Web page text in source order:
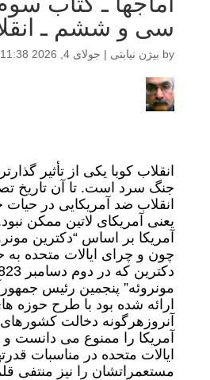
سی و ششم ـ
by بیژن نیابتی | جولای 4, 2026 11:38 ب.ظ
انقلاب کوبا یکی از تأثیر
جنگ سرد است. تا آن تاریخ
انقلاب ضد آمریکایی در حیات
یعنی آمریکای لاتین ممکن
آمریکا بر اساس “دکترین
چون و چرای ایالات متحده
مونروئه” پنجمین رئیس
ارائه شده بود با طرح حوزه
آنروزهرگونه دخالت کشورهای
آمریکا را ممنوع می دانست
ایالات متحده در مناسبات
مستعمراتشان را نیز منتفی